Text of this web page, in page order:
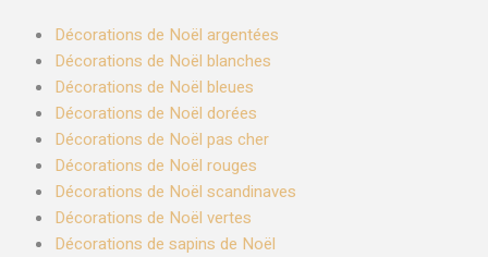
Décorations de Noël argentées
Décorations de Noël blanches
Décorations de Noël bleues
Décorations de Noël dorées
Décorations de Noël pas cher
Décorations de Noël rouges
Décorations de Noël scandinaves
Décorations de Noël vertes
Décorations de sapins de Noël